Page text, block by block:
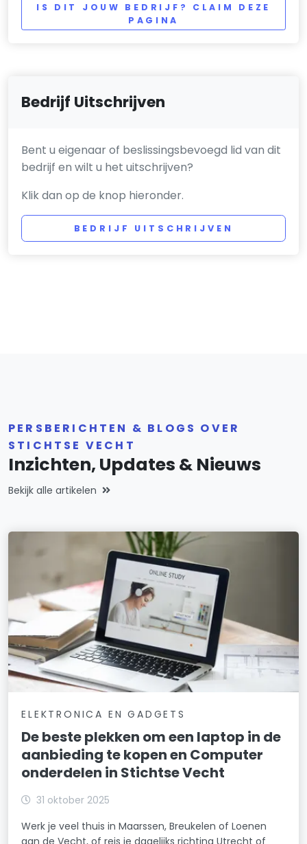
IS DIT JOUW BEDRIJF? CLAIM DEZE
PAGINA
Bedrijf Uitschrijven
Bent u eigenaar of beslissingsbevoegd lid van dit
bedrijf en wilt u het uitschrijven?
Klik dan op de knop hieronder.
BEDRIJF UITSCHRIJVEN
PERSBERICHTEN & BLOGS OVER
STICHTSE VECHT
Inzichten, Updates & Nieuws
Bekijk alle artikelen
ELEKTRONICA EN GADGETS
De beste plekken om een laptop in de
aanbieding te kopen en Computer
onderdelen in Stichtse Vecht
31 oktober 2025
Werk je veel thuis in Maarssen, Breukelen of Loenen
aan de Vecht, of reis je dagelijks richting Utrecht of